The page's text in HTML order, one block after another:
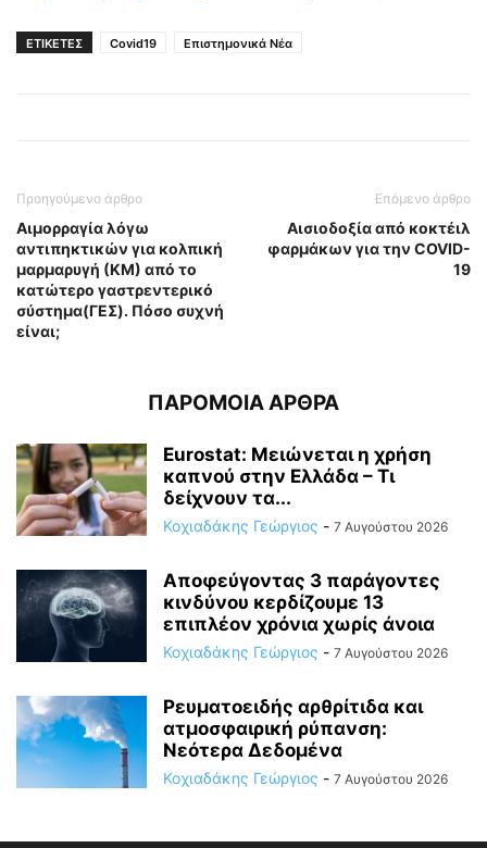
ΕΤΙΚΕΤΕΣ Covid19 Επιστημονικά Νέα
Προηγούμενο άρθρο
Αιμορραγία λόγω
αντιπηκτικών για κολπική
μαρμαρυγή (ΚΜ) από το
κατώτερο γαστρεντερικό
σύστημα(ΓΕΣ). Πόσο συχνή
είναι;
Επόμενο άρθρο
Αισιοδοξία από κοκτέιλ
φαρμάκων για την COVID-
19
ΠΑΡΟΜΟΙΑ ΑΡΘΡΑ
Eurostat: Μειώνεται η χρήση
καπνού στην Ελλάδα – Τι
δείχνουν τα...
Κοχιαδάκης Γεώργιος - 7 Αυγούστου 2026
Αποφεύγοντας 3 παράγοντες
κινδύνου κερδίζουμε 13
επιπλέον χρόνια χωρίς άνοια
Κοχιαδάκης Γεώργιος - 7 Αυγούστου 2026
Ρευματοειδής αρθρίτιδα και
ατμοσφαιρική ρύπανση:
Νεότερα Δεδομένα
Κοχιαδάκης Γεώργιος - 7 Αυγούστου 2026